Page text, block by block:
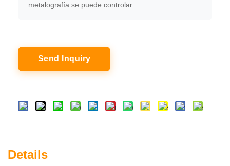
metalografía se puede controlar.
Send Inquiry
Details